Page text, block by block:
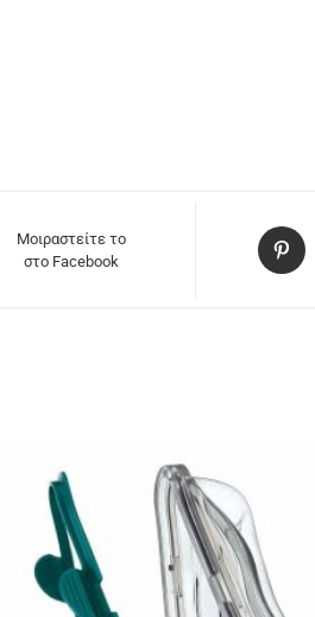
Μοιραστείτε το
στο Facebook